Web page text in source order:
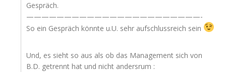
Gespräch.
———————————————————————-
So ein Gespräch könn­te u.U. sehr auf­schluss­reich sein
Und, es sieht so aus als ob das Manage­ment sich von
B.D. getrennt hat und nicht andersrum :